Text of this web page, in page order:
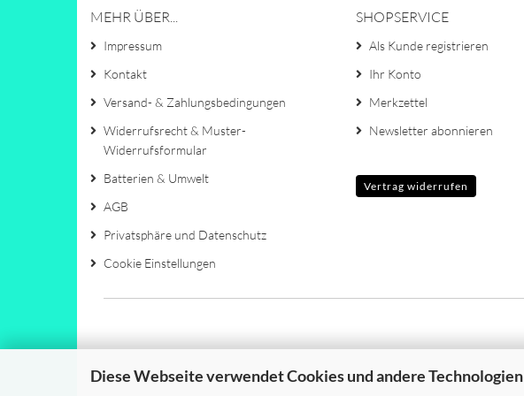
Diese Webseite verwendet Cookies und andere Technologien
MEHR ÜBER...
Impressum
Kontakt
Versand- & Zahlungsbedingungen
Widerrufsrecht & Muster-
Widerrufsformular
Batterien & Umwelt
AGB
Privatsphäre und Datenschutz
Cookie Einstellungen
SHOPSERVICE
Als Kunde registrieren
Ihr Konto
Merkzettel
Newsletter abonnieren
Vertrag widerrufen